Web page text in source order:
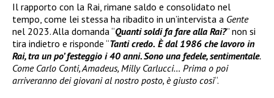
Il rapporto con la Rai, rimane saldo e consolidato nel
tempo, come lei stessa ha ribadito in un’intervista a Gente
nel 2023. Alla domanda “Quanti soldi fa fare alla Rai?” non si
tira indietro e risponde “Tanti credo. È dal 1986 che lavoro in
Rai, tra un po’ festeggio i 40 anni. Sono una fedele, sentimentale.
Come Carlo Conti, Amadeus, Milly Carlucci… Prima o poi
arriveranno dei giovani al nostro posto, è giusto così“.